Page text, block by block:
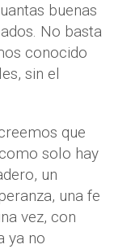
buenas
No basta
conocido
sin el
que
solo hay
un
una fe
vez, con
ya no